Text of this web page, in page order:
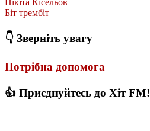
Нікіта Кісельов
Біт трембіт
👇 Зверніть увагу
Потрібна допомога
👍 Приєднуйтесь до Хіт FM!